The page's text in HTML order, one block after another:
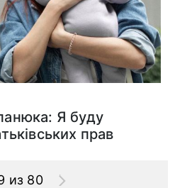
Я буду
прав
из 80